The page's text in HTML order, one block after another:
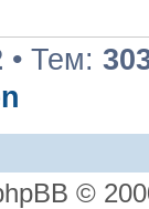
• Тем:
©